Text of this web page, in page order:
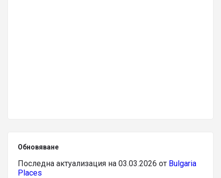
Обновяване
Последна актуализация на 03.03.2026 от Bulgaria
Places